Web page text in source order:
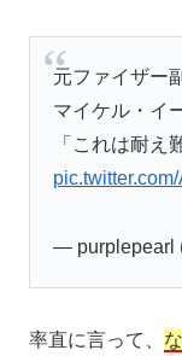
元ファイザー
マイケル・イ
「これは耐え
— purplepearl
率直に言って、